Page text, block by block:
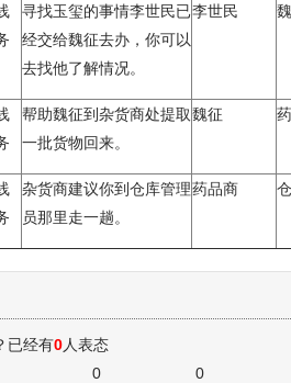
寻找玉玺的事情李世民已
经交给魏征去办，你可以
去找他了解情况。
李世民
帮助魏征到杂货商处提取
一批货物回来。
魏征
杂货商建议你到仓库管理
员那里走一趟。
药品商
已经有0人表态
0 0